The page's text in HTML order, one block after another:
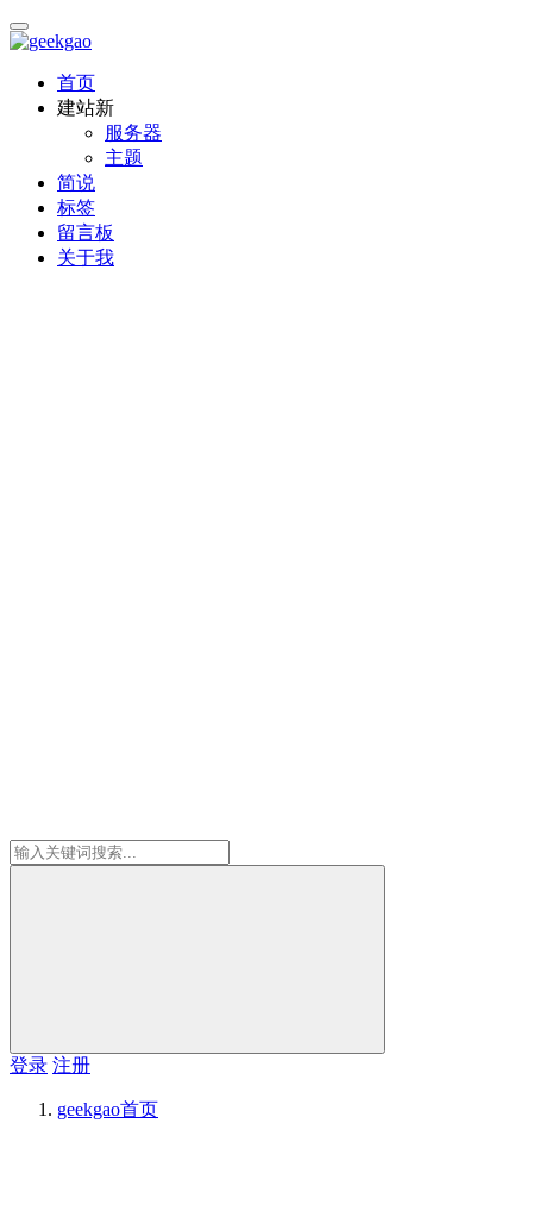
首页
建站新
服务器
主题
简说
标签
留言板
关于我
登录 注册
geekgao首页